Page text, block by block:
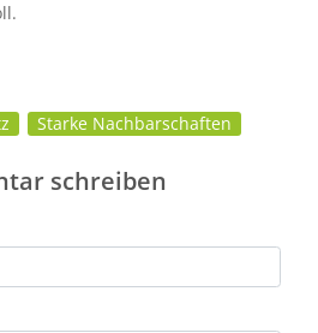
Starke Nachbarschaften
schreiben